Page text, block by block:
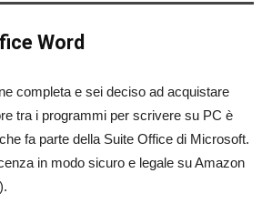
Word
completa e sei deciso ad acquistare
tra i programmi per scrivere su PC è
fa parte della Suite Office di Microsoft.
in modo sicuro e legale su Amazon